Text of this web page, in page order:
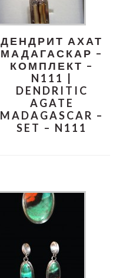
ДЕНДРИТ АХАТ
МАДАГАСКАР –
КОМПЛЕКТ –
N111 |
DENDRITIC
AGATE
MADAGASCAR –
SET – N111